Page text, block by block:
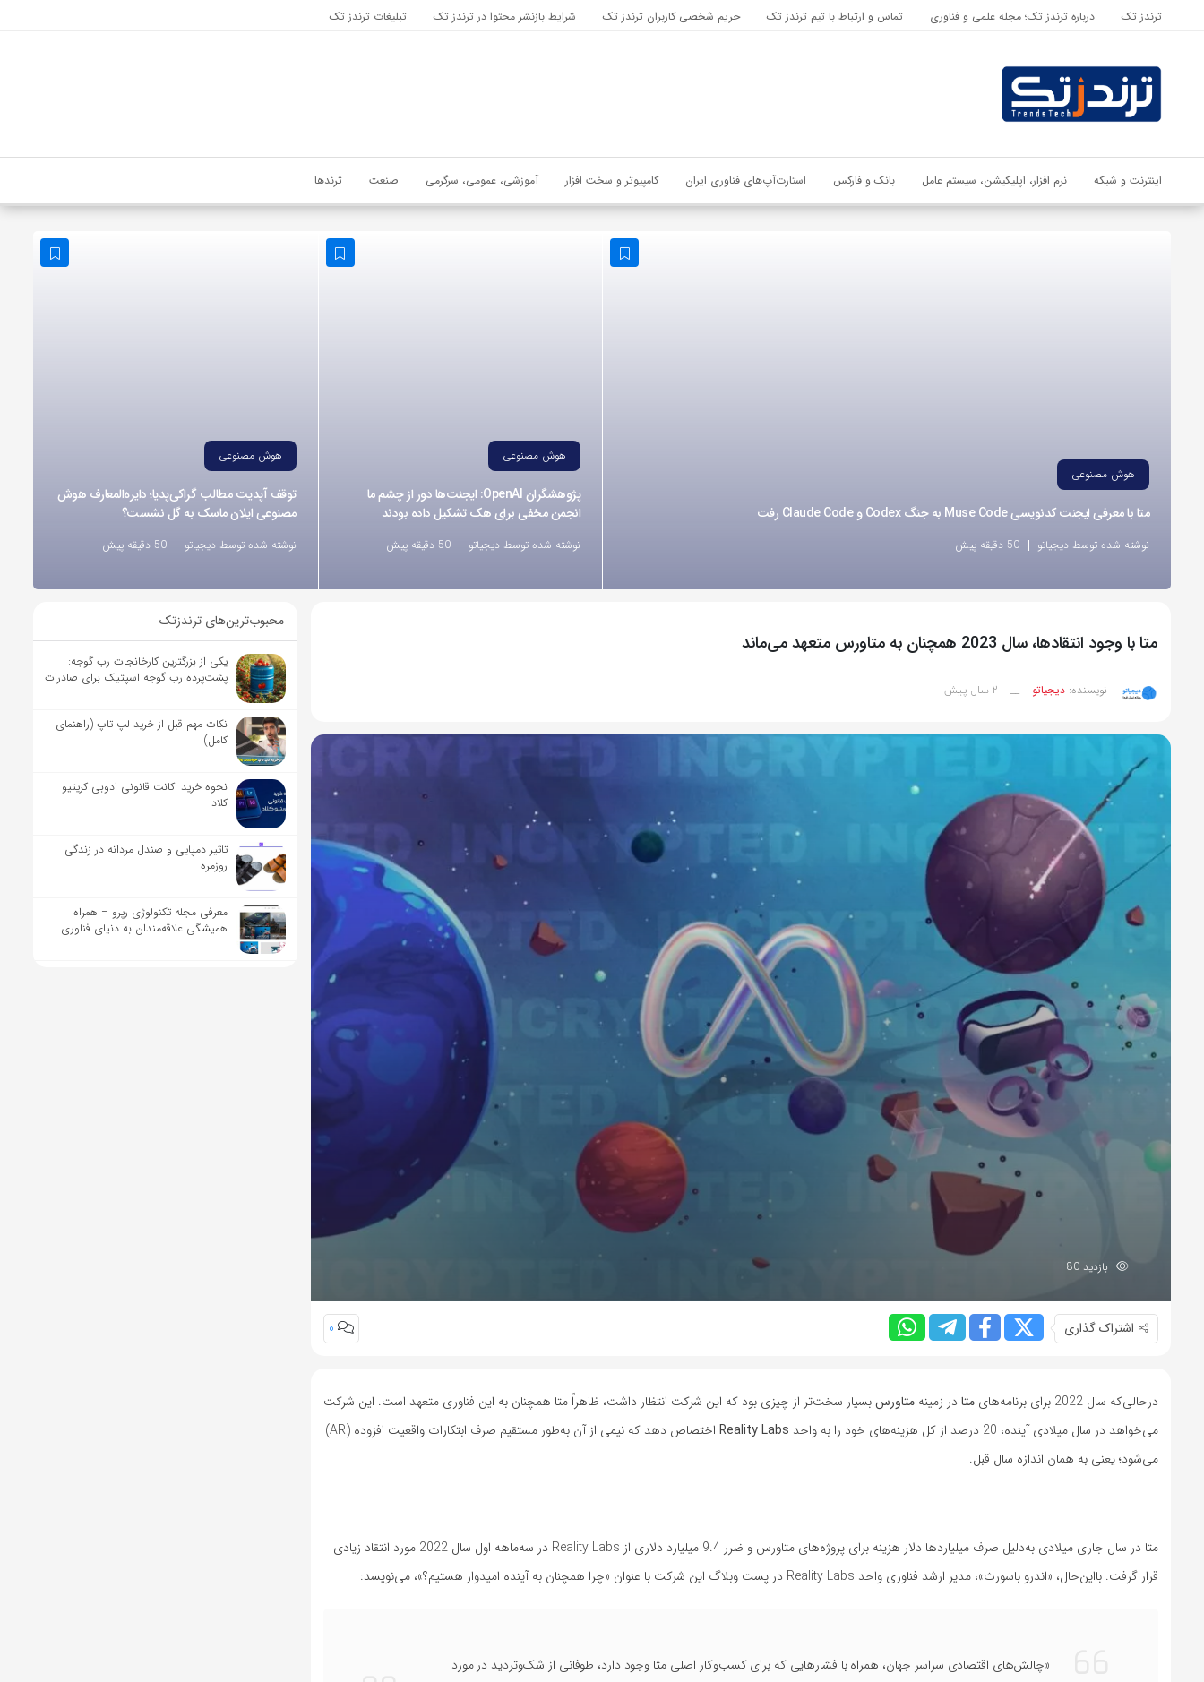
اشتراک گذاری
با استفاده از روش‌های زیر می‌توانید این صفحه را با دوستان خود به
اشتراک بگذارید.
ترندز تک درباره ترندز تک؛ مجله علمی و فناوری تماس و ارتباط با تیم ترندز تک حریم شخصی کاربران ترندز تک شرایط بازنشر محتوا در ترندز تک تبلیغات ترندز تک
اینترنت و شبکه نرم افزار، اپلیکیشن، سیستم عامل بانک و فارکس استارت‌آپ‌های فناوری ایران کامپیوتر و سخت افزار آموزشی، عمومی، سرگرمی صنعت ترندها
هوش مصنوعی
متا با معرفی ایجنت کدنویسی Muse Code به جنگ Codex و Claude Code رفت
نوشته شده توسط دیجیاتو 50 دقیقه پیش
هوش مصنوعی
پژوهشگران OpenAI: ایجنت‌ها دور از چشم ما
انجمن مخفی برای هک تشکیل داده بودند
نوشته شده توسط دیجیاتو 50 دقیقه پیش
هوش مصنوعی
توقف آپدیت مطالب گراکی‌پدیا؛ دایره‌المعارف هوش
مصنوعی ایلان ماسک به گل نشست؟
نوشته شده توسط دیجیاتو 50 دقیقه پیش
متا با وجود انتقادها، سال 2023 همچنان به متاورس متعهد می‌ماند
نویسنده: دیجیاتو __ 2 سال پیش
بازدید 80
اشتراک گذاری 0
در‌حالی‌که سال 2022 برای برنامه‌های متا در زمینه متاورسبسیار سخت‌تر از چیزی بود که این شرکت انتظار داشت، ظاهراً متا همچنان به این فناوری متعهد است. این شرکت
می‌خواهد در سال میلادی آینده، 20 درصد از کل هزینه‌های خود را به واحد
Reality Labs
اختصاص دهد که نیمی از آن به‌طور مستقیم صرف ابتکارات واقعیت افزوده (AR)
می‌شود؛ یعنی به همان اندازه سال قبل.
متا در سال جاری میلادی به‌دلیل صرف میلیاردها دلار هزینه برای پروژه‌های متاورس و ضرر 9.4 میلیارد دلاری از Reality Labs در سه‌ماهه اول سال 2022 مورد انتقاد زیادی
قرار گرفت. با‌این‌حال، «اندرو باسورث»، مدیر ارشد فناوری واحد Reality Labs در پست وبلاگ این شرکت با عنوان «چرا همچنان به آینده امیدوار هستیم؟»، می‌نویسد:
«چالش‌های اقتصادی سراسر جهان، همراه با فشارهایی که برای کسب‌وکار اصلی متا وجود دارد، طوفانی از شک‌وتردید در مورد
محبوب‌ترین‌های ترندزتک
یکی از بزرگترین کارخانجات رب گوجه:
پشت‌پرده رب گوجه اسپتیک برای صادرات
نکات مهم قبل از خرید لپ تاپ (راهنمای
کامل)
نحوه خرید اکانت قانونی ادوبی کریتیو
کلاد
تاثیر دمپایی و صندل مردانه در زندگی
روزمره
معرفی مجله تکنولوژی رپرو – همراه
همیشگی علاقه‌مندان به دنیای فناوری